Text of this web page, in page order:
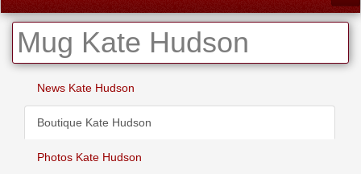
Mug Kate Hudson
News Kate Hudson
Boutique Kate Hudson
Photos Kate Hudson